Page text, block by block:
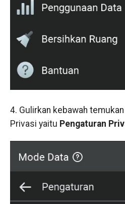
4. Gulirkan kebawah
Privasi yaitu Pengaturan